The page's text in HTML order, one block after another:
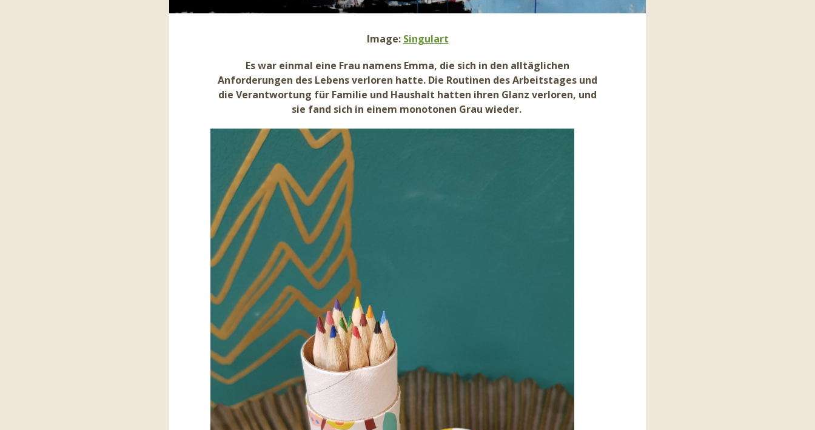
Image: Singulart
Es war einmal eine Frau namens Emma, die sich in den alltäglichen
Anforderungen des Lebens verloren hatte. Die Routinen des Arbeitstages und
die Verantwortung für Familie und Haushalt hatten ihren Glanz verloren, und
sie fand sich in einem monotonen Grau wieder.